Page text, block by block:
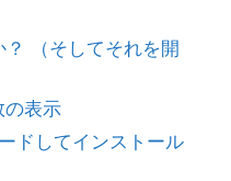
（そしてそれを開
表示
ドしてインストール